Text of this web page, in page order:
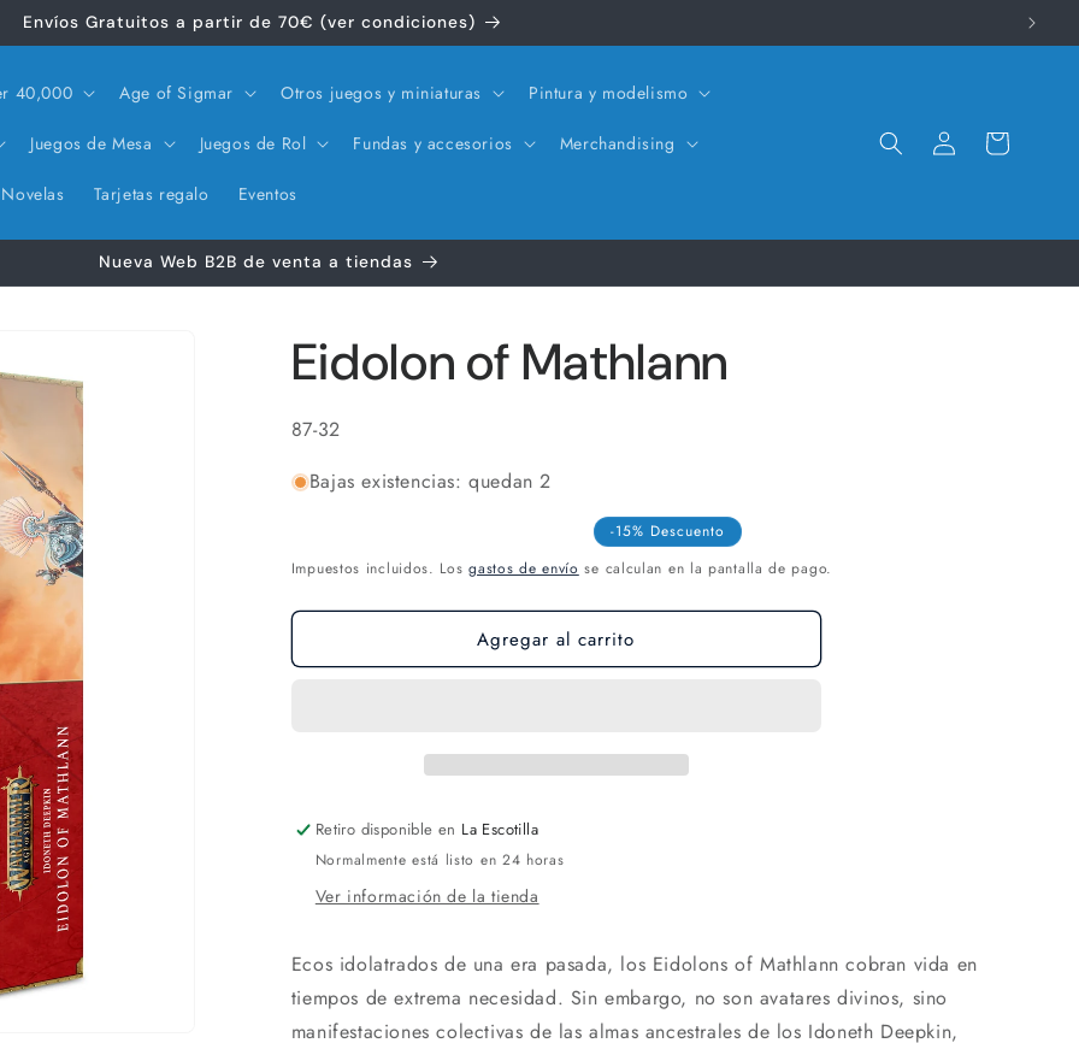
Envíos Gratuitos a partir de 70€ (ver condiciones)
40,000 Age of Sigmar Otros juegos y miniaturas Pintura y modelismo
Juegos de Mesa Juegos de Rol Fundas y accesorios Merchandising
Novelas Tarjetas regalo Eventos
Iniciar
sesión
Carrito
Nueva Web B2B de venta a tiendas
Eidolon of Mathlann
SKU:
87-32
Bajas existencias: quedan 2
-15% Descuento
Impuestos incluidos. Losgastos de envío se calculan en la pantalla de pago.
Agregar al carrito
Retiro disponible en La Escotilla
Normalmente está listo en 24 horas
Ver información de la tienda
Ecos idolatrados de una era pasada, los Eidolons of Mathlann cobran vida en
tiempos de extrema necesidad. Sin embargo, no son avatares divinos, sino
manifestaciones colectivas de las almas ancestrales de los Idoneth Deepkin,